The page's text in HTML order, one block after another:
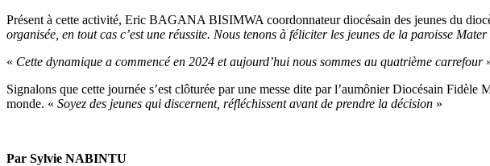
Présent à cette activité, Eric BAGANA BISIMWA coordonnateur diocésain des jeunes du
organisée, en tout cas c’est une réussite. Nous tenons à féliciter les jeunes de la paroisse
« Cette dynamique a commencé en 2024 et aujourd’hui nous sommes au quatrième carrefour
Signalons que cette journée s’est clôturée par une messe dite par l’aumônier Diocésain
monde. « Soyez des jeunes qui discernent, réfléchissent avant de prendre la décision »
Par Sylvie NABINTU